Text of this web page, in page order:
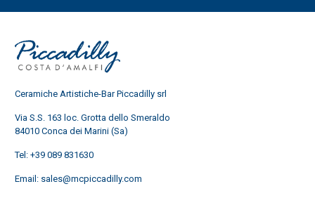
Ceramiche Artistiche-Bar Piccadilly srl
Via S.S. 163 loc. Grotta dello Smeraldo
84010 Conca dei Marini (Sa)
Tel: +39 089 831630
Email: sales@mcpiccadilly.com